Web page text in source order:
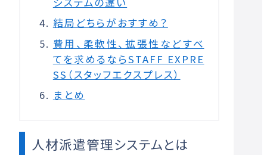
結局どちらがおすすめ？
費用、柔軟性、拡張性などすべ
てを求めるならSTAFF EXPRE
SS（スタッフエクスプレス）
まとめ
人材派遣管理システムとは